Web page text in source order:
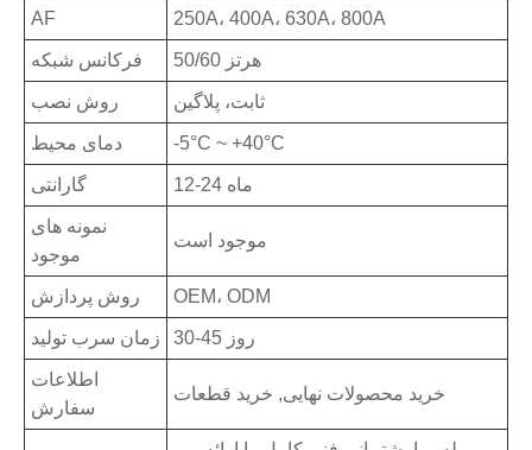
AF 250A، 400A، 630A، 800A
فرکانس شبکه 50/60 هرتز
روش نصب ثابت، پلاگین
دمای محیط -5°C ~ +40°C
گارانتی 12-24 ماه
نمونه های
موجود
موجود است
روش پردازش OEM، ODM
زمان سرب تولید 30-45 روز
اطلاعات
سفارش
خرید محصولات نهایی, خرید قطعات